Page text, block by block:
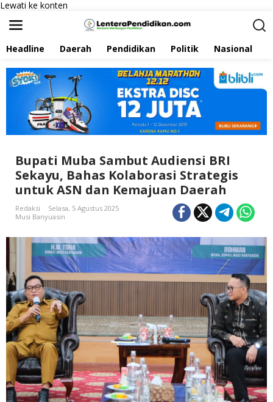
Lewati ke konten
Headline Daerah Pendidikan Politik Nasional
Bupati Muba Sambut Audiensi BRI
Sekayu, Bahas Kolaborasi Strategis
untuk ASN dan Kemajuan Daerah
Redaksi
Selasa, 5 Agustus 2025
Musi Banyuasin